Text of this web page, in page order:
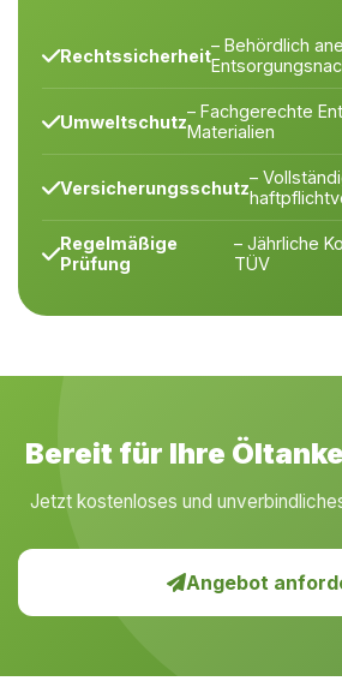
Rechtssicherheit– Behördlich
Umweltschutz– Fachgerechte
Materialien
Versicherungsschutz–
Regelmäßige
Prüfung
– Jährliche
TÜV
Bereit für Ihre
Jetzt kostenloses und
Angebot